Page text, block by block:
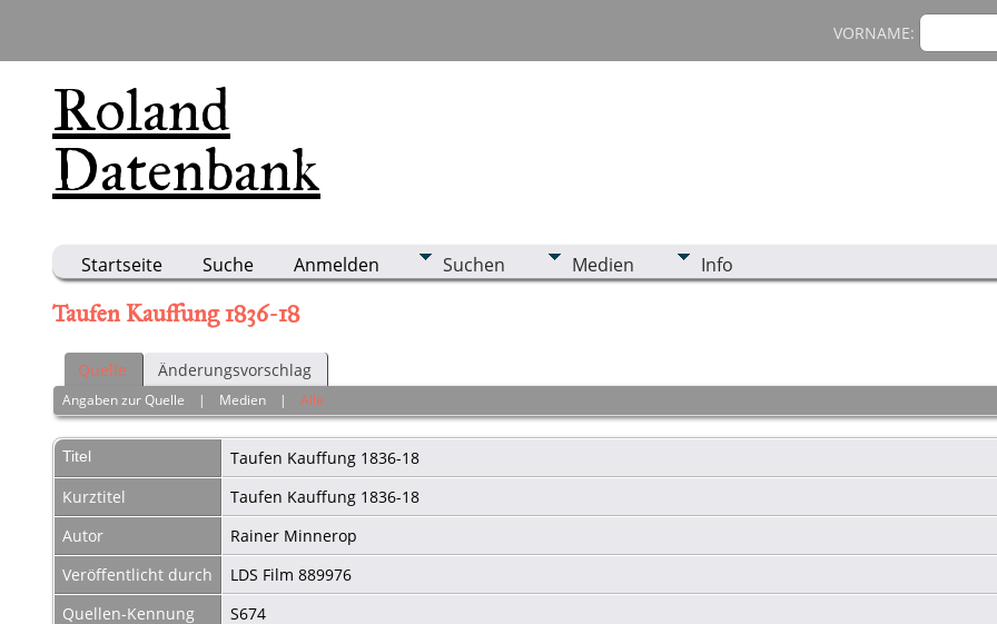
Roland
Datenbank
VORNAME:
Startseite Suche Anmelden Suchen Medien Info
Taufen Kauffung 1836-18
Quelle Änderungsvorschlag
Angaben zur Quelle | Medien |Alle
Titel
Taufen Kauffung 1836-18
Kurztitel
Taufen Kauffung 1836-18
Autor
Rainer Minnerop
Veröffentlicht durch
LDS Film 889976
Quellen-Kennung
S674